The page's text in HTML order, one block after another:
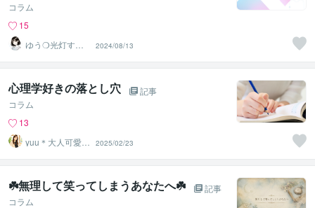
コラム
15
ゆう❍光灯す心
のよりどころ❍
2024/08/13
心理学好きの落とし穴
記事
コラム
13
yuu＊大人可愛い
癒し声✨心を整
える時間
2025/02/23
☘️無理して笑ってしまうあなたへ☘️
記事
コラム